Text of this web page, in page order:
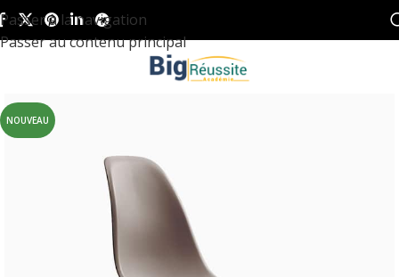
Passer à la navigation
Passer au contenu principal
NOUVEAU